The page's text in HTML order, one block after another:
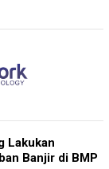
Lakukan
Banjir di BMP